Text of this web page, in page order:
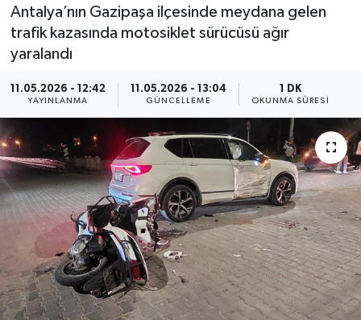
Antalya’nın Gazipaşa ilçesinde meydana gelen
trafik kazasında motosiklet sürücüsü ağır
yaralandı
11.05.2026 - 12:42
YAYINLANMA
11.05.2026 - 13:04
GÜNCELLEME
1 DK
OKUNMA SÜRESI
KÜLTÜR - SANAT
SİYASET
SAĞLIK
DÜNYA
EĞİTİM
TURİZM
Tüm Manşetler
Haber Arşivi